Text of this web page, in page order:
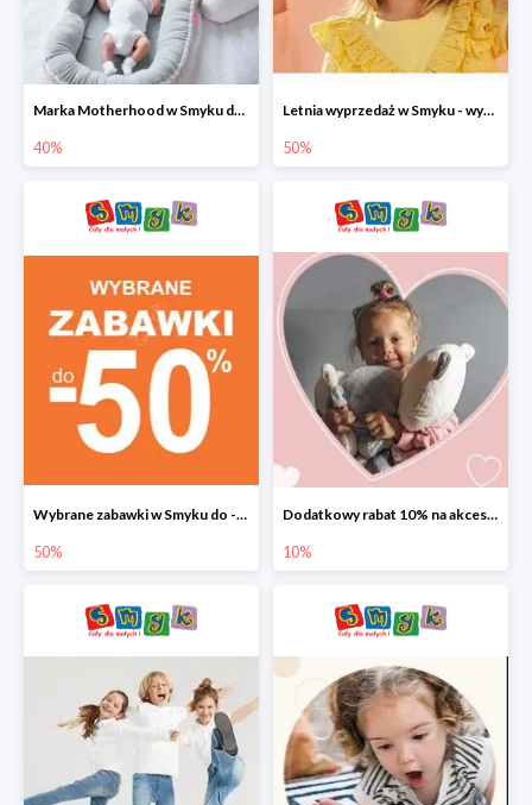
Marka Motherhood w Smyku do -40%
40%
Letnia wyprzedaż w Smyku - wybrane ubrania i buty do -50%
50%
Wybrane zabawki w Smyku do -50%
50%
Dodatkowy rabat 10% na akcesoria dziecięce
10%